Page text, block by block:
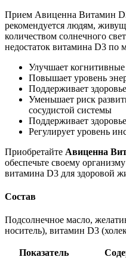
Прием Авиценна Витамин
рекомендуется людям,
количеством солнечного
недостаток витамина D3 по
Улучшает
Повышает уровень
Поддерживает
Уменьшает риск
сосудистой системы
Поддерживает
Регулирует уровень
Приобретайте Авиценна
обеспечьте своему
витамина D3 для здоровой
Состав
Подсолнечное масло,
носитель), витамин D3
Показатель